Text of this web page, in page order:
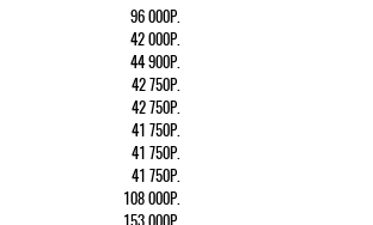
96 000Р.
42 000Р.
44 900Р.
42 750Р.
42 750Р.
41 750Р.
41 750Р.
41 750Р.
108 000Р.